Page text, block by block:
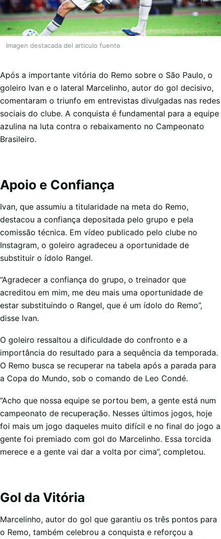
Imagen destacada del articulo fuente
Após a importante vitória do Remo sobre o São Paulo, o
goleiro Ivan e o lateral Marcelinho, autor do gol decisivo,
comentaram o triunfo em entrevistas divulgadas nas redes
sociais do clube. A conquista é fundamental para a equipe
azulina na luta contra o rebaixamento no Campeonato
Brasileiro.
Apoio e Confiança
Ivan, que assumiu a titularidade na meta do Remo,
destacou a confiança depositada pelo grupo e pela
comissão técnica. Em vídeo publicado pelo clube no
Instagram, o goleiro agradeceu a oportunidade de
substituir o ídolo Rangel.
“Agradecer a confiança do grupo, o treinador que
acreditou em mim, me deu mais uma oportunidade de
estar substituindo o Rangel, que é um ídolo do Remo”,
disse Ivan.
O goleiro ressaltou a dificuldade do confronto e a
importância do resultado para a sequência da temporada.
O Remo busca se recuperar na tabela após a parada para
a Copa do Mundo, sob o comando de Leo Condé.
“Acho que nossa equipe se portou bem, a gente está num
campeonato de recuperação. Nesses últimos jogos, hoje
foi mais um jogo daqueles muito difícil e no final do jogo a
gente foi premiado com gol do Marcelinho. Essa torcida
merece e a gente vai dar a volta por cima”, completou.
Gol da Vitória
Marcelinho, autor do gol que garantiu os três pontos para
o Remo, também celebrou a conquista e reforçou a